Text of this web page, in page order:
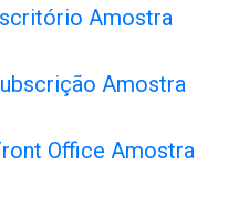
Amostra
Amostra
Office Amostra